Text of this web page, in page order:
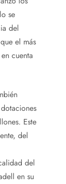
se
del
el más
cuenta
Este
del
del
en su